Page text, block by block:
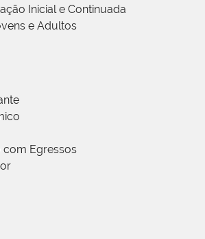
Inicial e Continuada
e Adultos
com Egressos